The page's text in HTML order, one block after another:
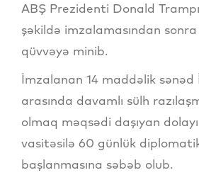
ABŞ Prezidenti Donald
şəkildə imzalamasından
qüvvəyə minib.
İmzalanan 14 maddəlik sənəd
arasında davamlı sülh
olmaq məqsədi daşıyan dolayı
vasitəsilə 60 günlük
başlanmasına səbəb olub.